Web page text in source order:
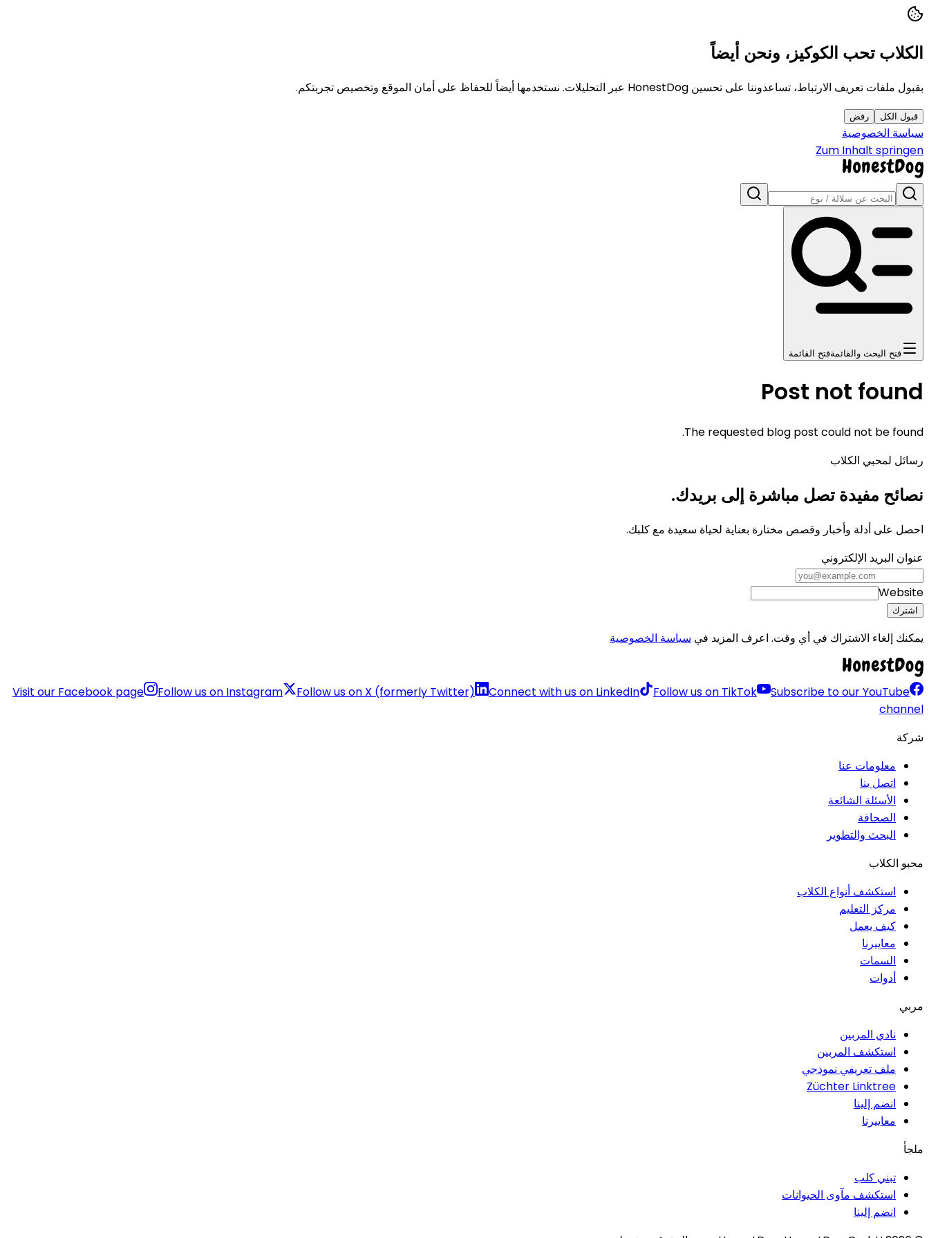
الكلاب تحب الكوكيز، ونحن أيضاً
بقبول ملفات تعريف الارتباط، تساعدوننا على تحسين HonestDog عبر التحليلات. نستخدمها أيضاً للحفاظ على أمان الموقع وتخصيص تجربتكم.
قبول الكل رفض
سياسة الخصوصية
Zum Inhalt springen
فتح البحث والقائمةفتح القائمة
Post not found
The requested blog post could not be found.
رسائل لمحبي الكلاب
نصائح مفيدة تصل مباشرة إلى بريدك.
احصل على أدلة وأخبار وقصص مختارة بعناية لحياة سعيدة مع كلبك.
عنوان البريد الإلكتروني
Website
اشترك
يمكنك إلغاء الاشتراك في أي وقت. اعرف المزيد في سياسة الخصوصية
Visit our Facebook page Follow us on Instagram Follow us on X (formerly Twitter) Connect with us on LinkedIn Follow us on TikTok
Subscribe to our YouTube
channel
شركة
معلومات عنا
اتصل بنا
الأسئلة الشائعة
الصحافة
البحث والتطوير
محبو الكلاب
استكشف أنواع الكلاب
مركز التعليم
كيف يعمل
معاييرنا
السمات
أدوات
مربي
نادي المربين
استكشف المربين
ملف تعريفي نموذجي
Züchter Linktree
انضم إلينا
معاييرنا
ملجأ
تبني كلب
استكشف مآوى الحيوانات
انضم إلينا